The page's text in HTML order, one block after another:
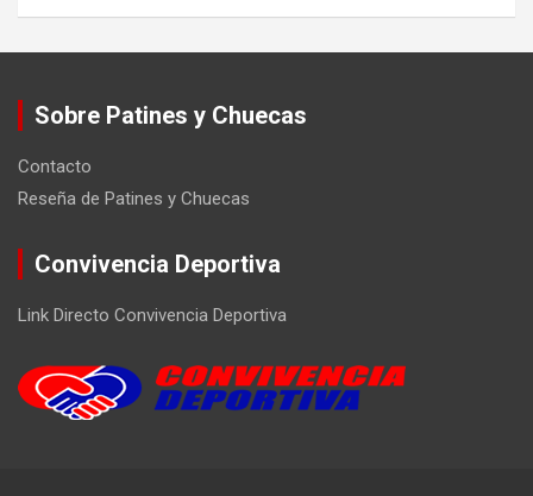
Sobre Patines y Chuecas
Contacto
Reseña de Patines y Chuecas
Convivencia Deportiva
Link Directo Convivencia Deportiva